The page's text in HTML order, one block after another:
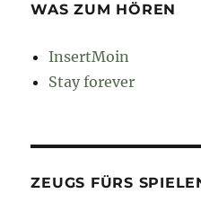
WAS ZUM HÖREN
InsertMoin
Stay forever
ZEUGS FÜRS